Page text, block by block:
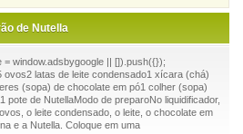
de Nutella
= window.adsbygoogle || []).push({});
ovos2 latas de leite condensado1 xícara (chá)
(sopa) de chocolate em pó1 colher (sopa)
pote de NutellaModo de preparoNo liquidificador,
o leite condensado, o leite, o chocolate em
e a Nutella. Coloque em uma